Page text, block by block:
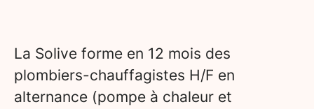
La Solive forme en 12 mois des
plombiers-chauffagistes H/F en
alternance (pompe à chaleur et